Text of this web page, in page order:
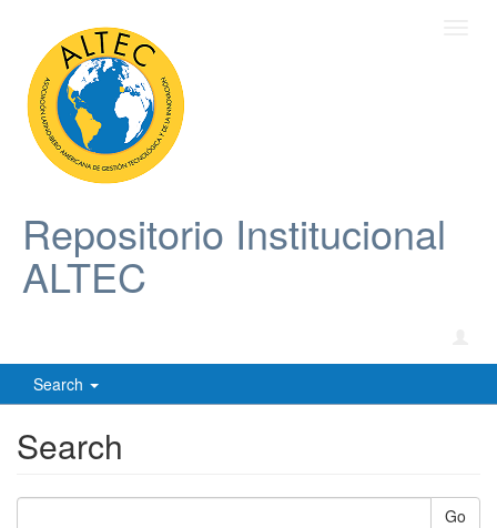
Repositorio Institucional
ALTEC
Search
Search
Go